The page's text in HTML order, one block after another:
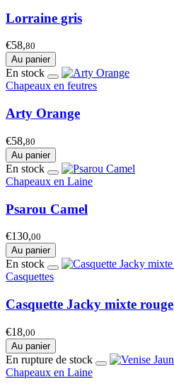
Lorraine gris
€58,80
Au panier
En stock
Chapeaux en feutres
Arty Orange
€58,80
Au panier
En stock
Chapeaux en Laine
Psarou Camel
€130,00
Au panier
En stock
Casquettes
Casquette Jacky mixte rouge
€18,00
Au panier
En rupture de stock
Chapeaux en Laine